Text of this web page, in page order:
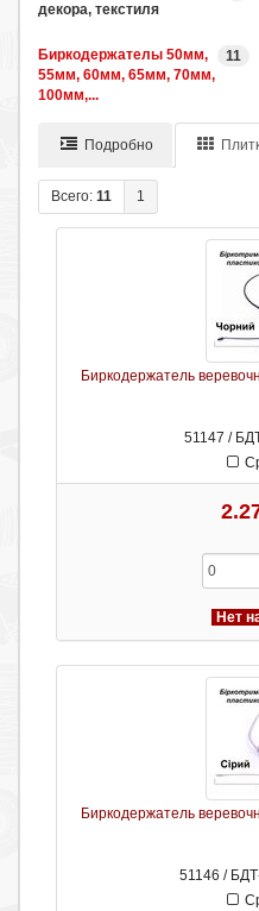
декора, текстиля
11
Биркодержателы 50мм,
55мм, 60мм, 65мм, 70мм,
100мм,...
Подробно
Всего: 11 1
Биркодержатель
51147 /
Нет
Биркодержатель
51146 /